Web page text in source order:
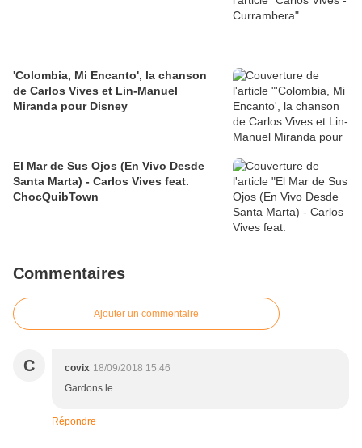
'Colombia, Mi Encanto', la chanson
de Carlos Vives et Lin-Manuel
Miranda pour Disney
El Mar de Sus Ojos (En Vivo Desde
Santa Marta) - Carlos Vives feat.
ChocQuibTown
Commentaires
Ajouter un commentaire
C covix 18/09/2018 15:46
Gardons le.
Répondre